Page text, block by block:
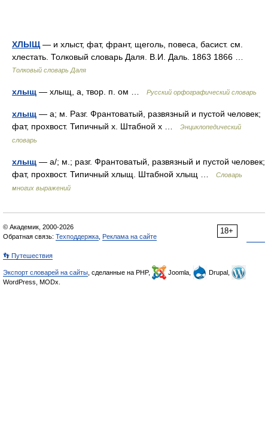
ХЛЫЩ— и хлыст, фат, франт, щеголь, повеса, басист. см.
хлестать. Толковый словарь Даля. В.И. Даль. 1863 1866 …
Толковый словарь Даля
хлыщ — хлыщ, а, твор. п. ом … Русский орфографический словарь
хлыщ — а; м. Разг. Франтоватый, развязный и пустой человек;
фат, прохвост. Типичный х. Штабной х …
Энциклопедический
словарь
хлыщ — а/; м.; разг. Франтоватый, развязный и пустой человек;
фат, прохвост. Типичный хлыщ. Штабной хлыщ …
Словарь
многих выражений
18+
© Академик, 2000-2026
Обратная связь: Техподдержка Реклама на сайте
👣 Путешествия
Экспорт словарей на сайты , сделанные на PHP, Joomla,
Drupal,
WordPress, MODx.